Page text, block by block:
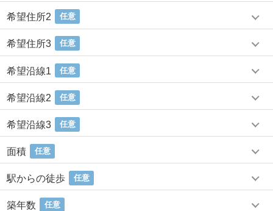
希望住所2 任意
希望住所3 任意
希望沿線1 任意
希望沿線2 任意
希望沿線3 任意
面積 任意
駅からの徒歩 任意
築年数 任意